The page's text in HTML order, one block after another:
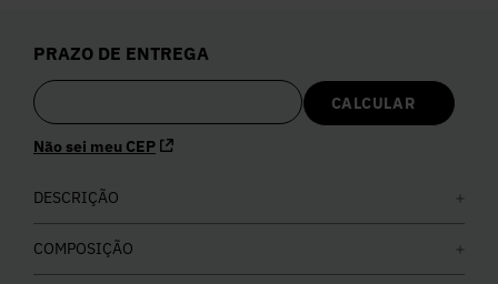
PRAZO DE ENTREGA
Não sei meu CEP
DESCRIÇÃO
COMPOSIÇÃO
5º Calça
6º Colete
7º Vestidos
Camisa